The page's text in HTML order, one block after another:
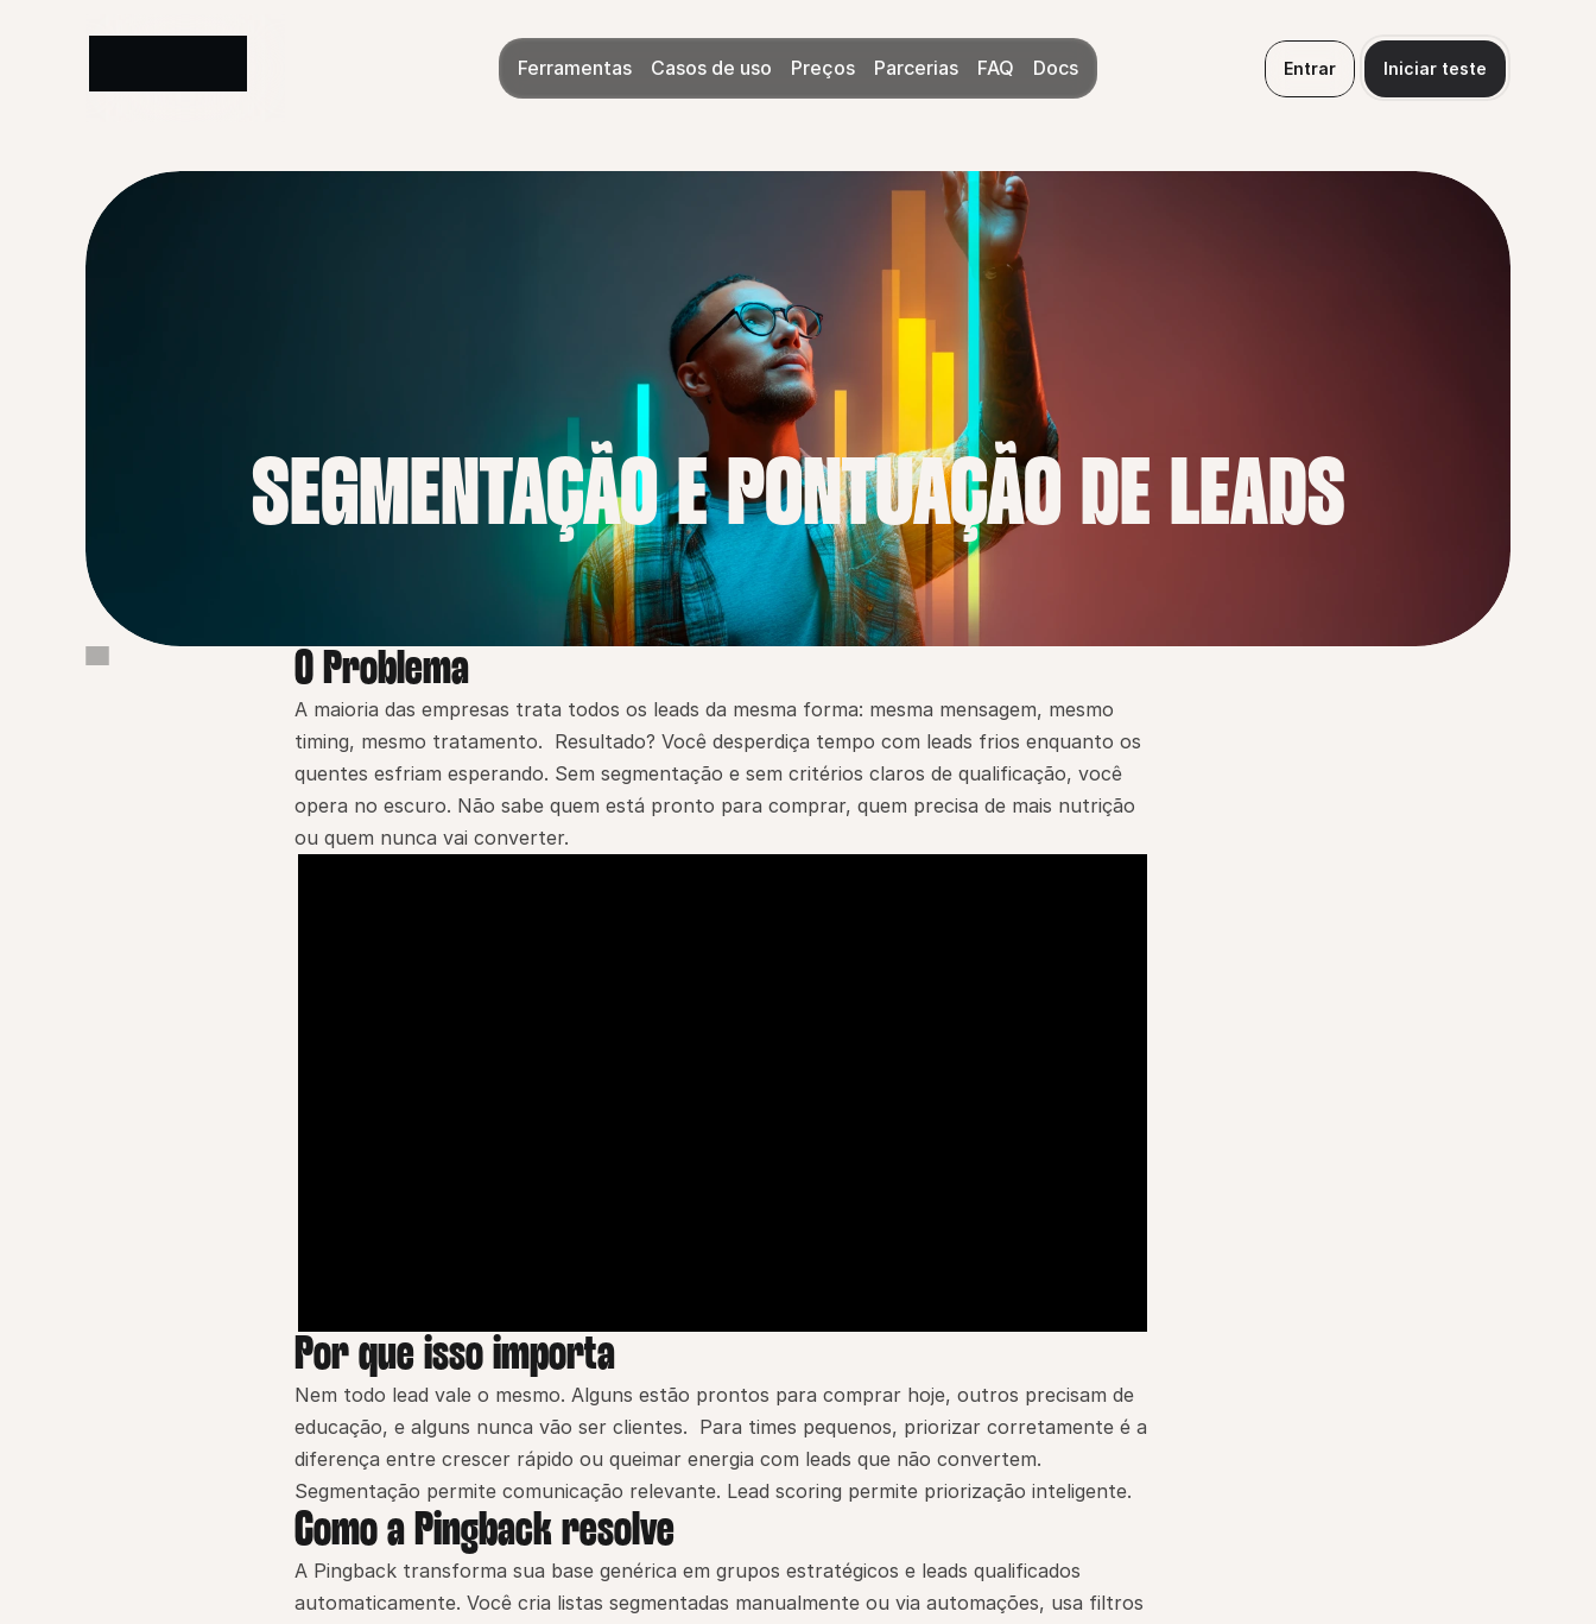
Ferramentas Casos de uso Preços Parcerias FAQ Docs Entrar Iniciar teste
SEGMENTAÇÃO E PONTUAÇÃO DE LEADS
O Problema
A maioria das empresas trata todos os leads da mesma forma: mesma mensagem, mesmo
timing, mesmo tratamento.  Resultado? Você desperdiça tempo com leads frios enquanto os
quentes esfriam esperando. Sem segmentação e sem critérios claros de qualificação, você
opera no escuro. Não sabe quem está pronto para comprar, quem precisa de mais nutrição
ou quem nunca vai converter.
Por que isso importa
Nem todo lead vale o mesmo. Alguns estão prontos para comprar hoje, outros precisam de
educação, e alguns nunca vão ser clientes.  Para times pequenos, priorizar corretamente é a
diferença entre crescer rápido ou queimar energia com leads que não convertem.
Segmentação permite comunicação relevante. Lead scoring permite priorização inteligente.
Como a Pingback resolve
A Pingback transforma sua base genérica em grupos estratégicos e leads qualificados
automaticamente. Você cria listas segmentadas manualmente ou via automações, usa filtros